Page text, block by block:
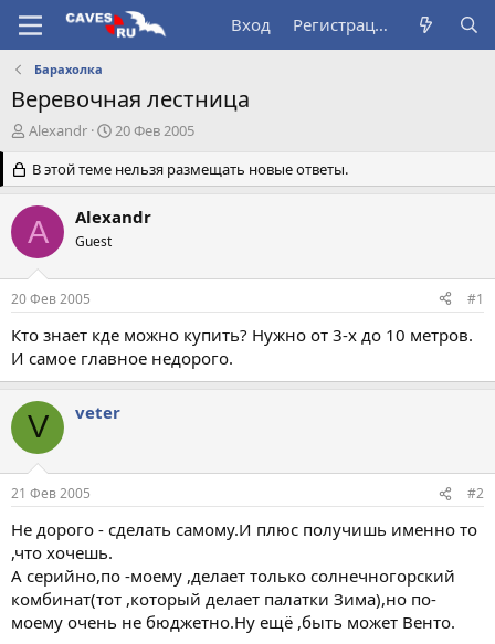
Вход Регистрация
Барахолка
Веревочная лестница
А
т
о
р
т
е
м
Alexandr
Д
т
а
а
а
20 Фев 2005
В этой теме нельзя размещать новые ответы.
A Alexandr
Guest
20 Фев 2005 #1
Кто знает кде можно купить? Нужно от 3-х до 10 метров.
И самое главное недорого.
V veter
21 Фев 2005 #2
Не дорого - сделать самому.И плюс получишь именно то
,что хочешь.
А серийно,по -моему ,делает только солнечногорский
комбинат(тот ,который делает палатки Зима),но по-
моему очень не бюджетно.Ну ещё ,быть может Венто.